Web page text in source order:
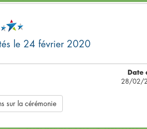
le 24 février 2020
Date
28/02/
sur la cérémonie